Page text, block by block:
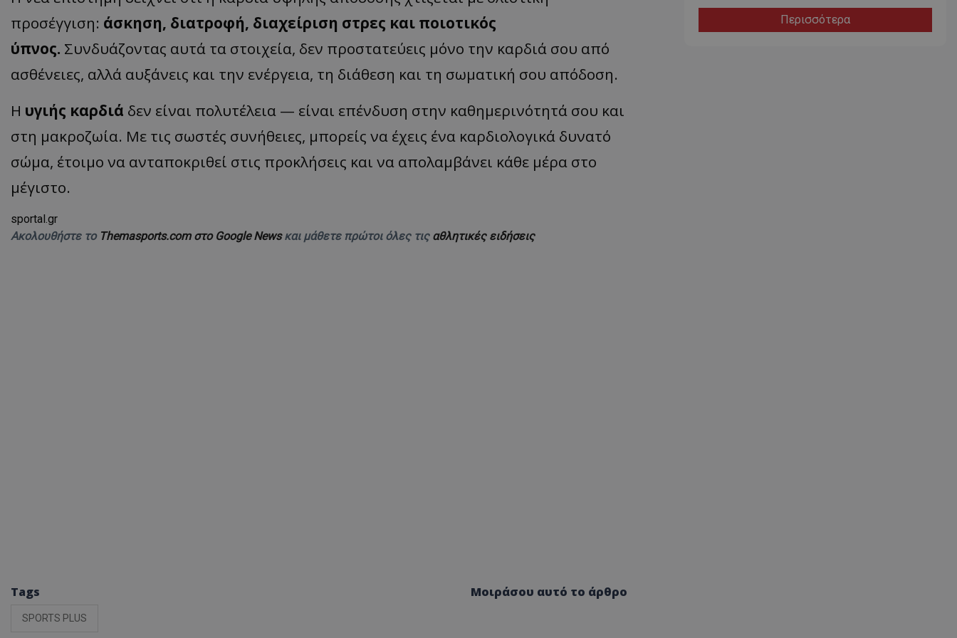
προσέγγιση: άσκηση, διατροφή, διαχείριση στρες και ποιοτικός
ύπνος. Συνδυάζοντας αυτά τα στοιχεία, δεν προστατεύεις μόνο την καρδιά σου από
ασθένειες, αλλά αυξάνεις και την ενέργεια, τη διάθεση και τη σωματική σου απόδοση.
Η υγιής καρδιά δεν είναι πολυτέλεια — είναι επένδυση στην καθημερινότητά σου και
στη μακροζωία. Με τις σωστές συνήθειες, μπορείς να έχεις ένα καρδιολογικά δυνατό
σώμα, έτοιμο να ανταποκριθεί στις προκλήσεις και να απολαμβάνει κάθε μέρα στο
μέγιστο.
sportal.gr
Ακολουθήστε το Themasports.com στο Google Newsκαι μάθετε πρώτοι όλες τις αθλητικές ειδήσεις
Tags
SPORTS PLUS
Μοιράσου αυτό το άρθρο
Περισσότερα